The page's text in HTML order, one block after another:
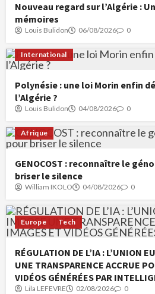
Nouveau regard sur l’Algérie :
mémoires
Louis Bulidon 06/08/2026 0
International
Polynésie : une loi Morin enfin
l’Algérie ?
Louis Bulidon 04/08/2026 0
Afrique
GENOCOST : reconnaître le
briser le silence
William IKOLO 04/08/2026 0
Europe Tech
RÉGULATION DE L’IA : L’UNION
UNE TRANSPARENCE ACCRUE
VIDÉOS GÉNÉRÉES PAR
Lila LEFEVRE 02/08/2026 0